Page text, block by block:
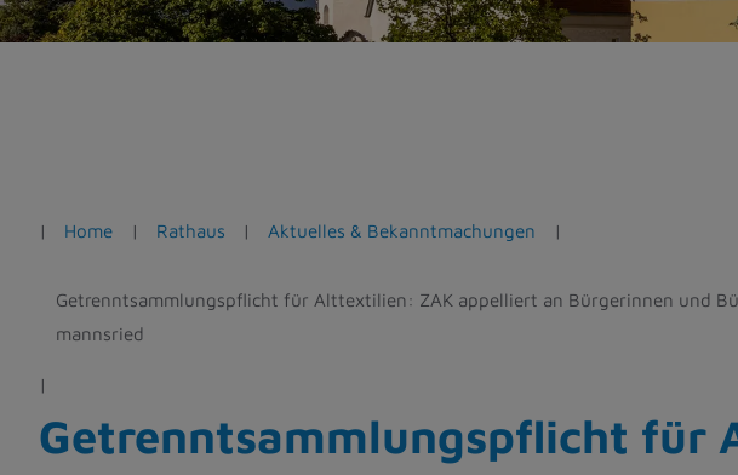
e
n
Home Rathaus Aktuelles & Bekanntmachungen
Getrenntsammlungspflicht für Alttextilien: ZAK appelliert an Bürgerinnen und
mannsried
Getrenntsammlungspflicht für